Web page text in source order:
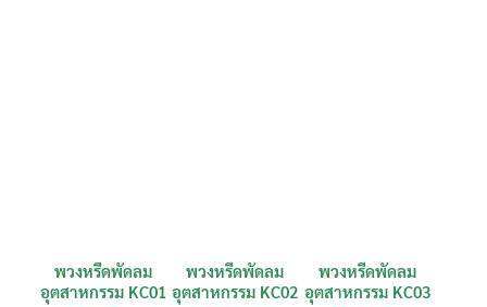
พวงหรีดพัดลม
อุตสาหกรรม KC01
พวงหรีดพัดลม
อุตสาหกรรม KC02
พวงหรีดพัดลม
อุตสาหกรรม KC03